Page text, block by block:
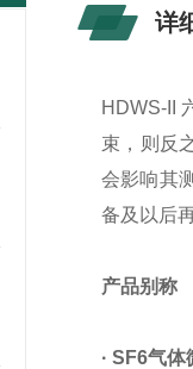
详
HDWS-II
束，则反
会影响其
备及以后
产品别称
· SF6气